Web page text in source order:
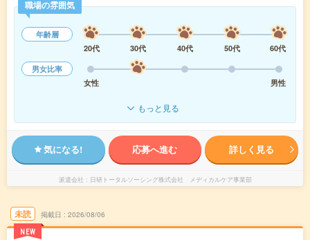
職場の雰囲気
年齢層
20代
30代 40代 50代
60代
男女比率
女性
男性
もっと見る
気になる! 応募へ進む 詳しく見る
派遣会社 日研トータルソーシング株式会社 メディカルケア事業部
未読
NEW
掲載日 2026/08/06